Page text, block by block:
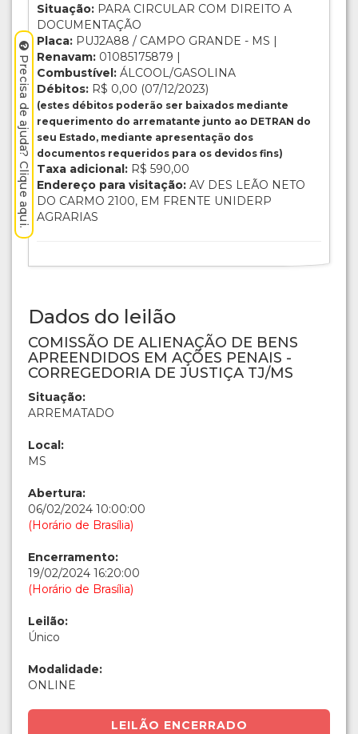
Situação: PARA CIRCULAR COM DIREITO A
DOCUMENTAÇÃO
Placa: PUJ2A88 / CAMPO GRANDE - MS |
Renavam: 01085175879 |
Combustível: ÁLCOOL/GASOLINA
Débitos: R$ 0,00 (07/12/2023)
(estes débitos poderão ser baixados mediante
requerimento do arrematante junto ao DETRAN do
seu Estado, mediante apresentação dos
documentos requeridos para os devidos fins)
Taxa adicional: R$ 590,00
Endereço para visitação: AV DES LEÃO NETO
DO CARMO 2100, EM FRENTE UNIDERP
AGRARIAS
Dados do leilão
COMISSÃO DE ALIENAÇÃO DE BENS
APREENDIDOS EM AÇÕES PENAIS -
CORREGEDORIA DE JUSTIÇA TJ/MS
Situação:
ARREMATADO
Local:
MS
Abertura:
06/02/2024 10:00:00
(Horário de Brasília)
Encerramento:
19/02/2024 16:20:00
(Horário de Brasília)
Leilão:
Único
Modalidade:
ONLINE
LEILÃO ENCERRADO
Precisa de ajuda? Clique aqui.